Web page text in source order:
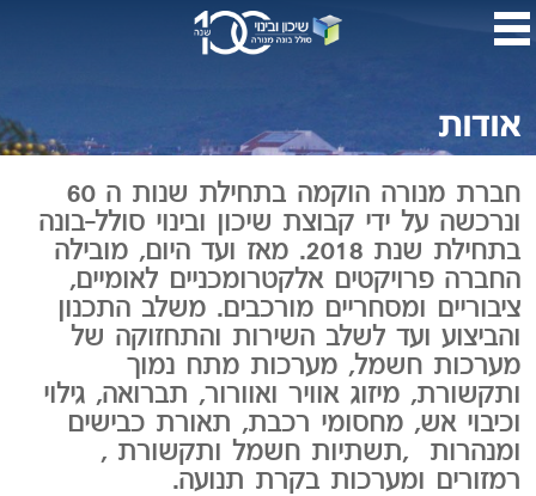
אודות
חברת מנורה הוקמה בתחילת שנות ה 60
ונרכשה על ידי קבוצת שיכון ובינוי סולל-בונה
בתחילת שנת 2018. מאז ועד היום, מובילה
החברה פרויקטים אלקטרומכניים לאומיים,
ציבוריים ומסחריים מורכבים. משלב התכנון
והביצוע ועד לשלב השירות והתחזוקה של
מערכות חשמל, מערכות מתח נמוך
ותקשורת, מיזוג אוויר ואוורור, תברואה, גילוי
וכיבוי אש, מחסומי רכבת, תאורת כבישים
ומנהרות ,תשתיות חשמל ותקשורת ,
רמזורים ומערכות בקרת תנועה.